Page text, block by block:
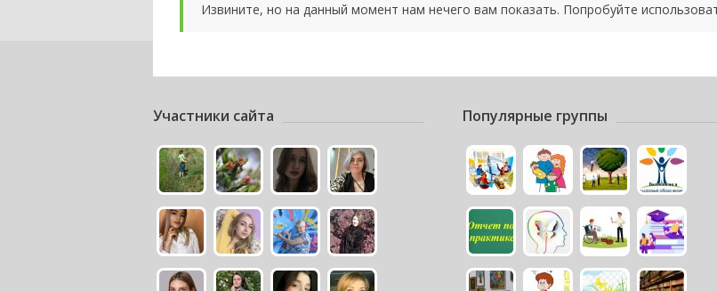
Извините, но на данный момент нам нечего вам показать. Попробуйте
Участники сайта Популярные группы